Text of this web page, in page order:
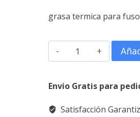
grasa termica para
Grasa
térmica
para
hp 20gr.
Envio Gratis para
Satisfacción